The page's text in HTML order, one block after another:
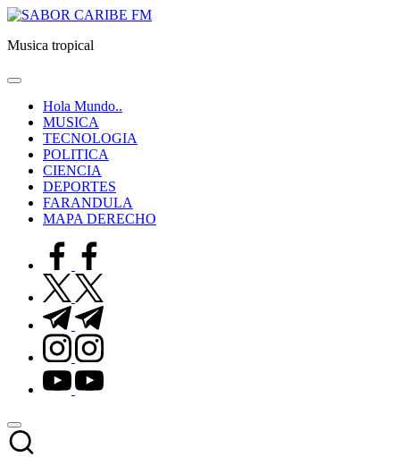
Saltar
contenido
SABOR
Musica tropical
Hola Mundo..
MUSICA
TECNOLOGIA
POLITICA
CIENCIA
DEPORTES
FARANDULA
MAPA DERECHO
facebook.com
twitter.com
t.me
instagram.com
youtube.com